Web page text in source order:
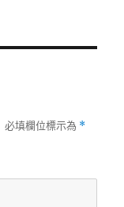
必填欄位標示為 *